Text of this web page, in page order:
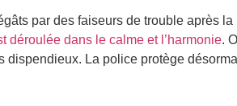
par des faiseurs de trouble après la
déroulée dans le calme et l’harmonie.
dispendieux. La police protège